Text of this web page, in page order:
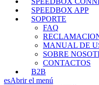
SPEEDBOX APP
SOPORTE
FAQ
MANUAL DE
SOBRE
CONTACTOS
B2B
esAbrir el menú